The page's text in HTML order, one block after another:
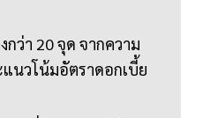
ว่า 20 จุด จากความ
แนวโน้มอัตราดอกเบี้ย